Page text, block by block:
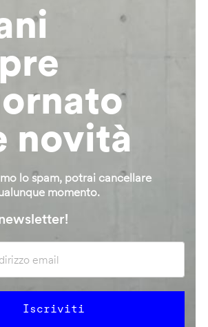
novità
lo spam, potrai cancellare
momento.